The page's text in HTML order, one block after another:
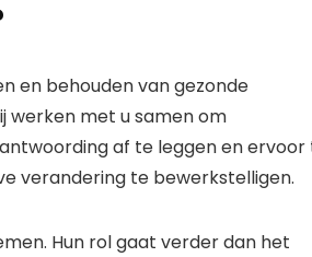
en behouden van gezonde
werken met u samen om
af te leggen en ervoor
verandering te bewerkstelligen.
Hun rol gaat verder dan het